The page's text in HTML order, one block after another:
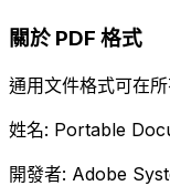
關於 PDF 格式
通用文件格式可在
姓名: Portable
開發者: Adobe